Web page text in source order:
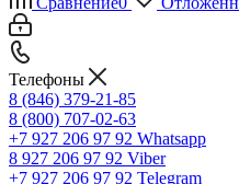
Телефоны
8 (846) 379-21-85
8 (800) 707-02-63
+7 927 206 97 92 Whatsapp
8 927 206 97 92 Viber
+7 927 206 97 92 Telegram